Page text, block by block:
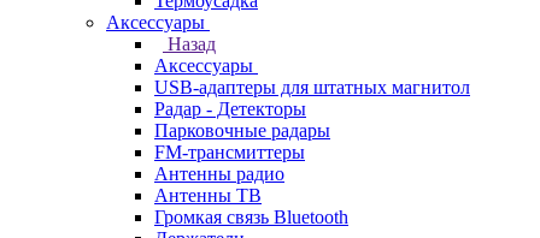
Аксессуары
Назад
Аксессуары
USB-адаптеры для штатных магнитол
Радар - Детекторы
Парковочные радары
FM-трансмиттеры
Антенны радио
Антенны ТВ
Громкая связь Bluetooth